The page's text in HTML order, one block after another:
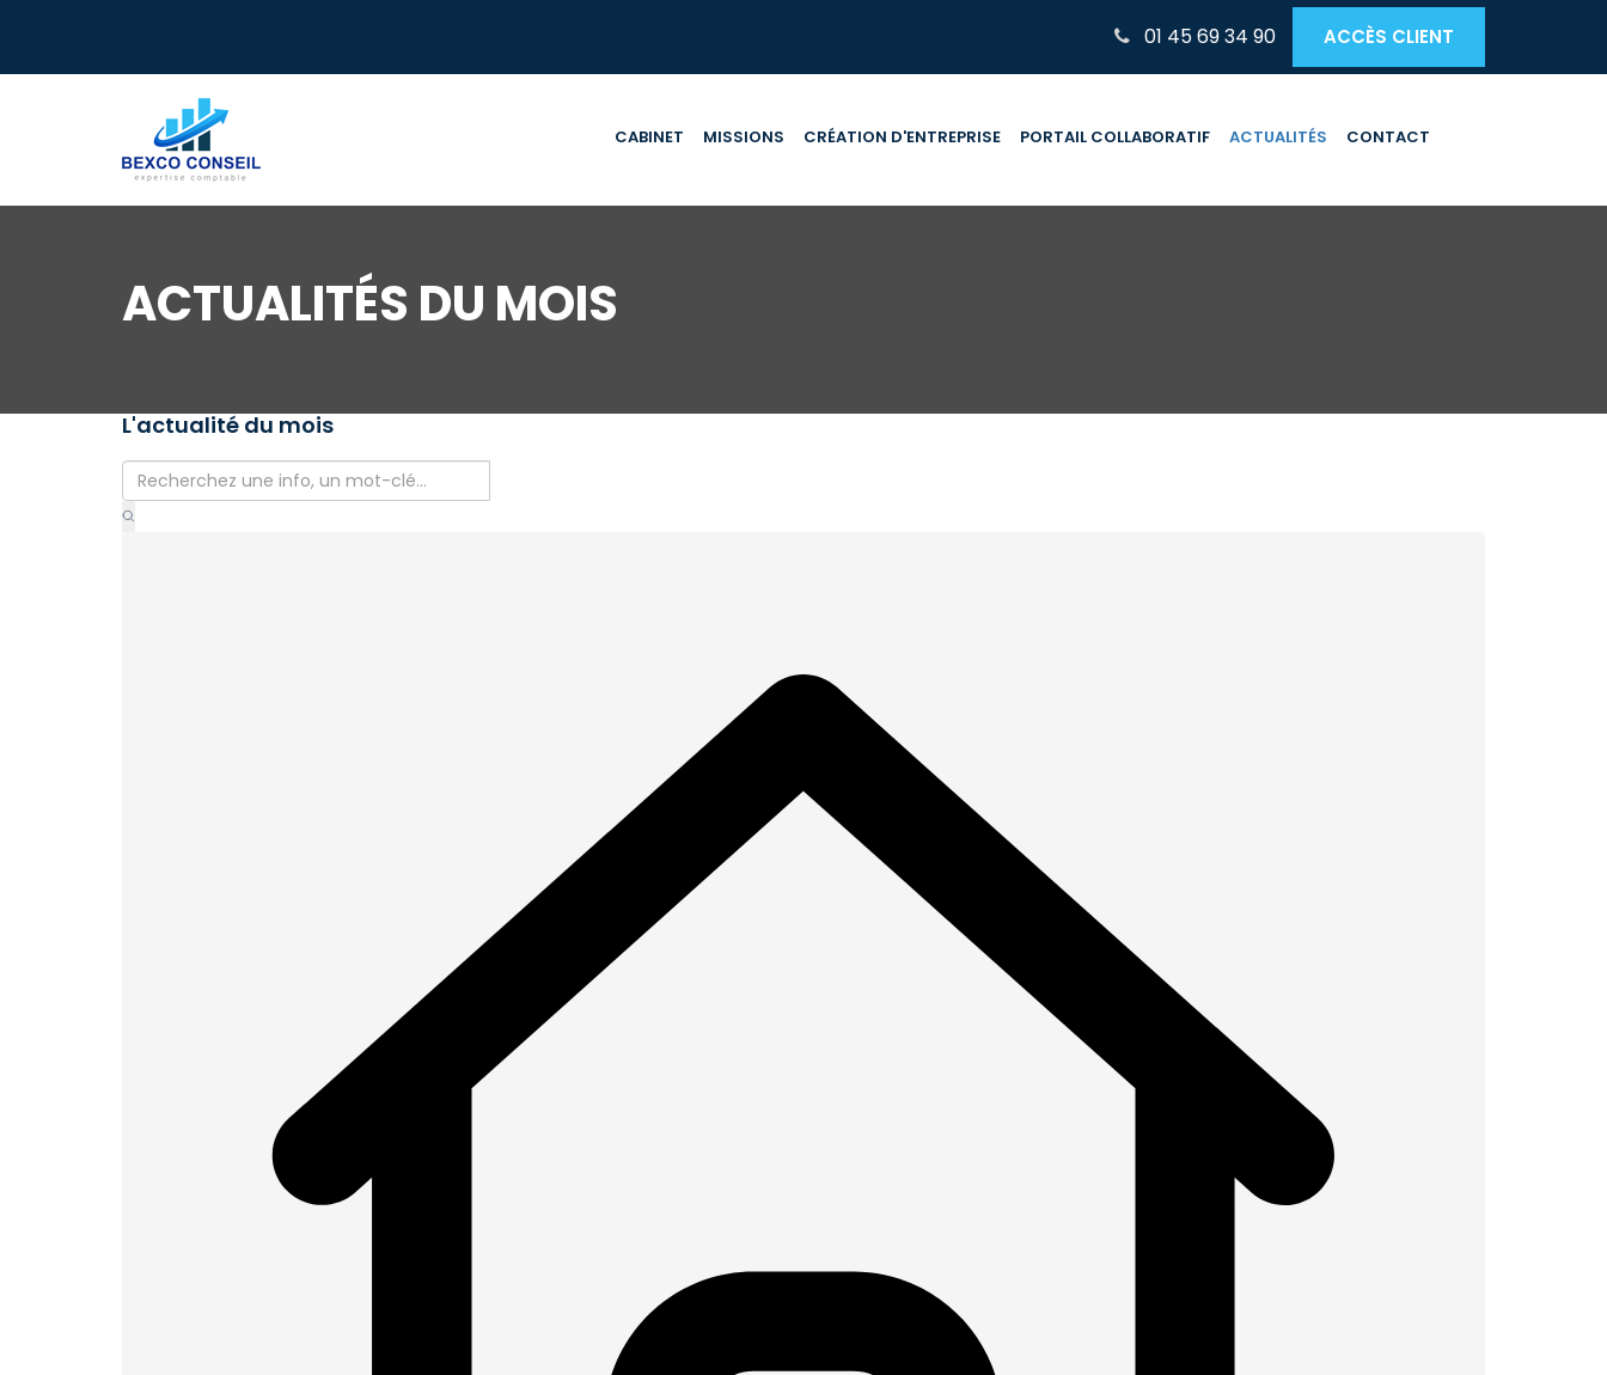
01 45 69 34 90 ACCÈS CLIENT
CABINET MISSIONS CRÉATION D'ENTREPRISE PORTAIL COLLABORATIF ACTUALITÉS CONTACT
ACTUALITÉS DU MOIS
L'actualité du mois